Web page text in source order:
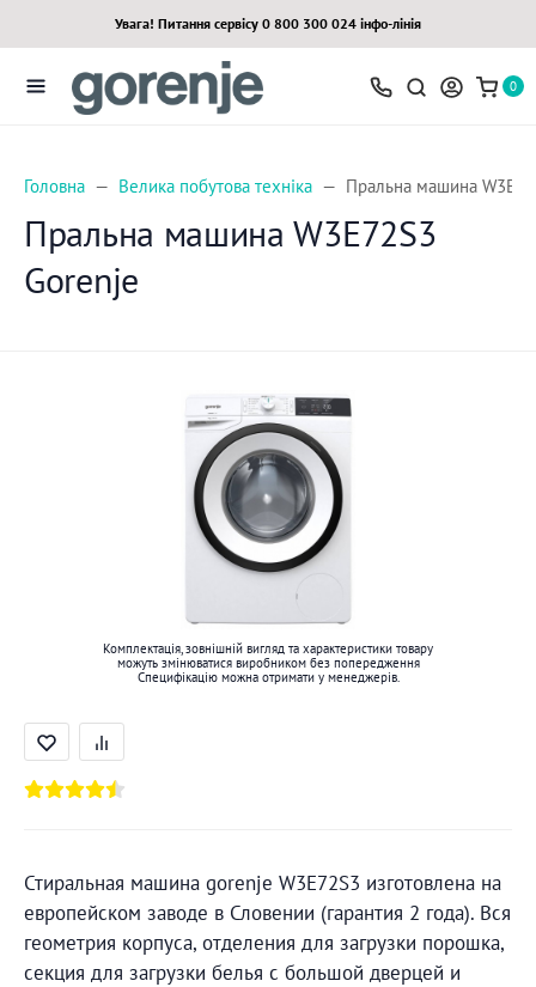
Увага! Питання сервісу 0 800 300 024 інфо-лінія
0
Головна Велика побутова техніка Пральна машина
Пральна машина W3E72S3
Gorenje
Комплектація, зовнішній вигляд та характеристики товару
можуть змінюватися виробником без попередження
Специфікацію можна отримати у менеджерів.
Стиральная машина gorenje W3E72S3 изготовлена на
европейском заводе в Словении (гарантия 2 года). Вся
геометрия корпуса, отделения для загрузки порошка,
секция для загрузки белья с большой дверцей и